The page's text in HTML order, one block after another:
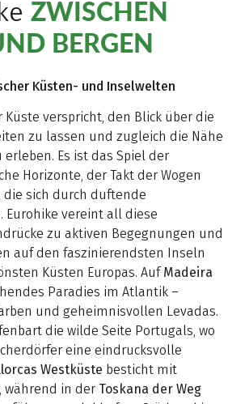
ZWISCHEN
BERGEN
Küsten- und Inselwelten
verspricht, den Blick über die
zu lassen und zugleich die Nähe
Es ist das Spiel der
Horizonte, der Takt der Wogen
sich durch duftende
Eurohike vereint all diese
zu aktiven Begegnungen und
auf den faszinierendsten Inseln
Küsten Europas. Auf Madeira
Paradies im Atlantik –
und geheimnisvollen Levadas.
die wilde Seite Portugals, wo
eine eindrucksvolle
Westküste besticht mit
während in der Toskana der Weg